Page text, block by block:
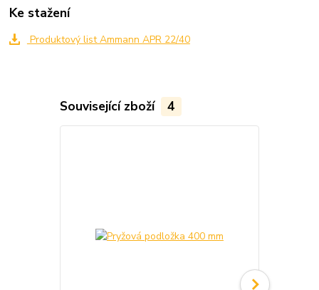
Ke stažení
Produktový list Ammann APR 22/40
Související zboží 4